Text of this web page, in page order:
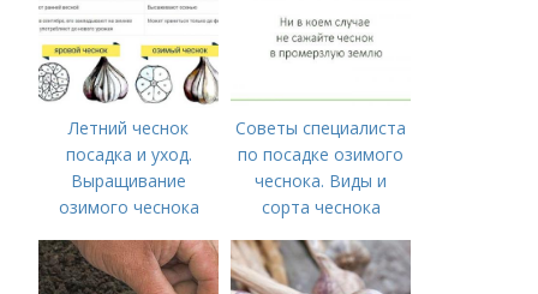
Летний чеснок
посадка и уход.
Выращивание
озимого чеснока
Советы специалиста
по посадке озимого
чеснока. Виды и
сорта чеснока